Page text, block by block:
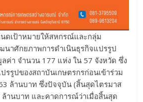
ดเป้าหมายให้สหกรณ์และกลุ่ม
นาศักยภาพการดำเนินธุรกิจแปรรูป
ค่า จำนวน 177 แห่ง ใน 57 จังหวัด ซึ่ง
รรูปของสถาบันเกษตรกรก่อนเข้าร่วม
ล้านบาท ซึ่งปัจจุบัน (สิ้นสุดไตรมาส
านบาท และคาดการณ์ว่าเมื่อสิ้นสุด